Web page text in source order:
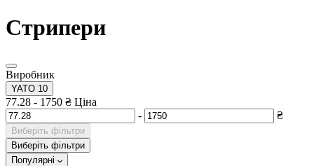
Стрипери
Виробник
YATO 10
77.28 - 1750 ₴ Ціна
-
₴
Виберіть фільтри
Виберіть фільтри
Популярні